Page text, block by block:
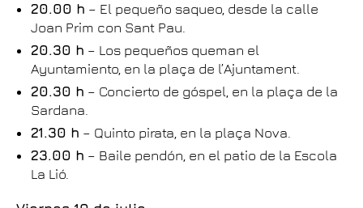
20.00 h – El pequeño saqueo, desde la calle
Joan Prim con Sant Pau.
20.30 h – Los pequeños queman el
Ayuntamiento, en la plaça de l’Ajuntament.
20.30 h – Concierto de góspel, en la plaça de la
Sardana.
21.30 h – Quinto pirata, en la plaça Nova.
23.00 h – Baile pendón, en el patio de la Escola
La Lió.